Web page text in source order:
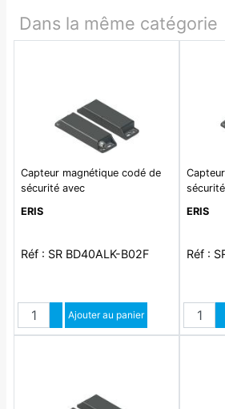
Dans la même catégorie
Capteur magnétique codé de
sécurité avec
ERIS
Réf : SR BD40ALK-B02F
QuantitéAugmenter quantité
Diminuer quantité
Ajouter au panier
ERIS
Réf :